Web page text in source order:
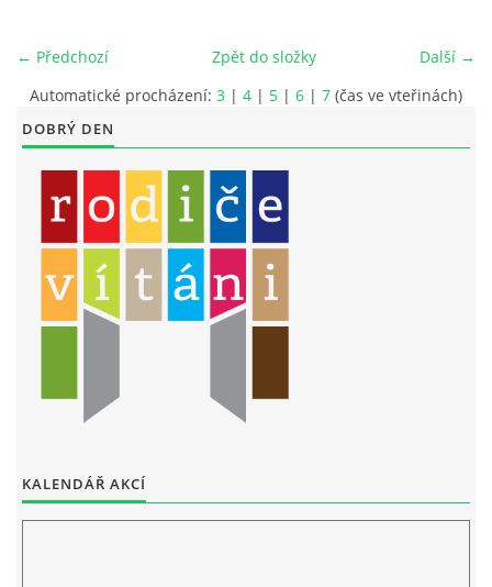
DĚTSKÁ UMĚLECKÁ DÍLNA
PRAVIDLA PRO VEŘEJNÉ AKCE ZUŠ STAŇKOV
ÚSPĚCHY NAŠICH ŽÁKŮ
PŘIJÍMACÍ TALENTOVÉ ZKOUŠKY
← Předchozí Další →
Zpět do složky
Automatické procházení: 3 | 4 | 5 | 6 | 7 (čas ve vteřinách)
DOBRÝ DEN
KALENDÁŘ AKCÍ